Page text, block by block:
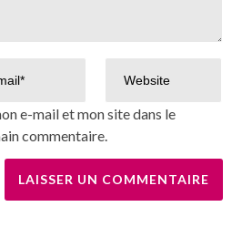
e-mail et mon site dans le
commentaire.